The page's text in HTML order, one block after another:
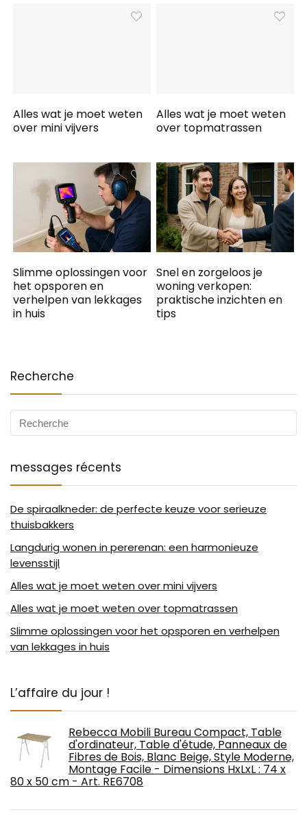
Alles wat je moet weten
over mini vijvers
Alles wat je moet weten
over topmatrassen
Slimme oplossingen voor
het opsporen en
verhelpen van lekkages
in huis
Snel en zorgeloos je
woning verkopen:
praktische inzichten en
tips
Recherche
messages récents
De spiraalkneder: de perfecte keuze voor serieuze
thuisbakkers
Langdurig wonen in pererenan: een harmonieuze
levensstijl
Alles wat je moet weten over mini vijvers
Alles wat je moet weten over topmatrassen
Slimme oplossingen voor het opsporen en verhelpen
van lekkages in huis
L’affaire du jour !
Rebecca Mobili Bureau Compact, Table
d'ordinateur, Table d'étude, Panneaux de
Fibres de Bois, Blanc Beige, Style Moderne,
Montage Facile - Dimensions HxLxL : 74 x
80 x 50 cm - Art. RE6708